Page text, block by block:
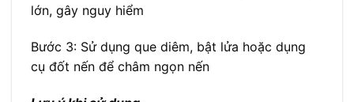
lớn, gây nguy hiểm
Bước 3: Sử dụng que diêm, bật lửa hoặc dụng
cụ đốt nến để châm ngọn nến